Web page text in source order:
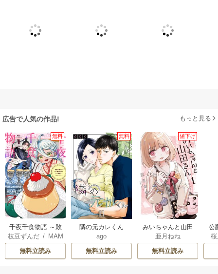
広告で人気の作品! もっと見る
無料
千夜千食物語 ～敗
国の姫ですが氷の
皇子殿下がどうも
溺愛してくれてい
枝豆ずんだ/ MAM
AKOTO
/ 鴉羽凛燈
無料立読み
無料
隣の元カレくん
ago
無料立読み
値下げ
みいちゃんと山田
さん
亜月ねね
無料立読み
公
は